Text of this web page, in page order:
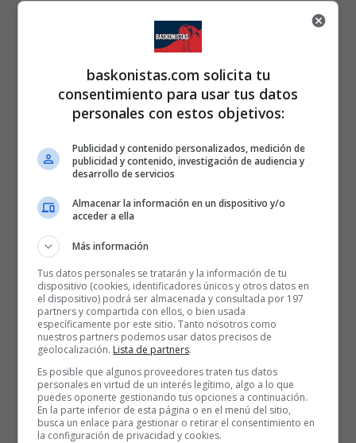
baskonistas.com solicita tu
consentimiento para usar tus datos
personales con estos objetivos:
Publicidad y contenido personalizados, medición de
publicidad y contenido, investigación de audiencia y
desarrollo de servicios
Almacenar la información en un dispositivo y/o
acceder a ella
Más información
Tus datos personales se tratarán y la información de tu
dispositivo (cookies, identificadores únicos y otros datos en
el dispositivo) podrá ser almacenada y consultada por 197
partners y compartida con ellos, o bien usada
específicamente por este sitio. Tanto nosotros como
nuestros partners podemos usar datos precisos de
geolocalización. Lista de partners.
Es posible que algunos proveedores traten tus datos
personales en virtud de un interés legítimo, algo a lo que
puedes oponerte gestionando tus opciones a continuación.
En la parte inferior de esta página o en el menú del sitio,
busca un enlace para gestionar o retirar el consentimiento en
la configuración de privacidad y cookies.